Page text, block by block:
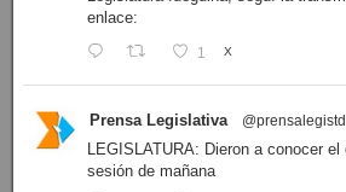
enlace:
1 X
Prensa Legislativa
LEGISLATURA: Dieron a conocer
sesión de mañana